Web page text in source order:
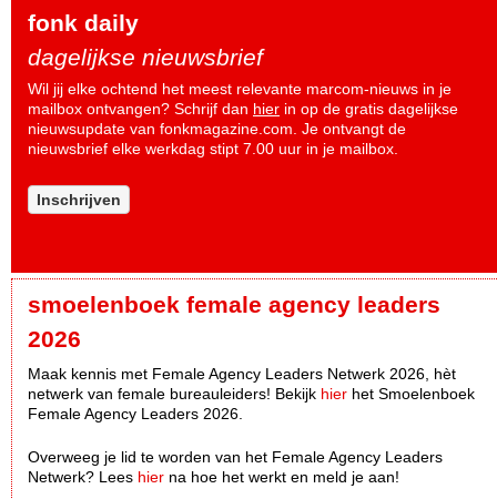
fonk daily
dagelijkse nieuwsbrief
Wil jij elke ochtend het meest relevante marcom-nieuws in je
mailbox ontvangen? Schrijf dan hier in op de gratis dagelijkse
nieuwsupdate van fonkmagazine.com. Je ontvangt de
nieuwsbrief elke werkdag stipt 7.00 uur in je mailbox.
Inschrijven
smoelenboek female agency leaders
2026
Maak kennis met Female Agency Leaders Netwerk 2026, hèt
netwerk van female bureauleiders! Bekijk hier het Smoelenboek
Female Agency Leaders 2026.
Overweeg je lid te worden van het Female Agency Leaders
Netwerk? Lees hier na hoe het werkt en meld je aan!